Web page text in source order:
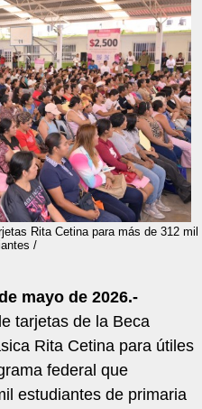
Rita Cetina para más de 312 mil
/
mayo de 2026.-
tarjetas de la Beca
Rita Cetina para útiles
federal que
estudiantes de primaria